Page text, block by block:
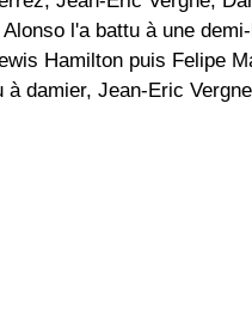
l'a battu à une
Hamilton puis Felipe
à damier, Jean-Eric